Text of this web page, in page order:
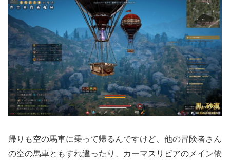
帰りも空の馬車に乗って帰るんですけど、他の冒険者さん
の空の馬車ともすれ違ったり、カーマスリビアのメイン依